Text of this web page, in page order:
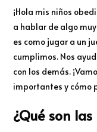
¡Hola mis niños
a hablar de algo
es como jugar a un
cumplimos. Nos
con los demás.
importantes y cómo
¿Qué son